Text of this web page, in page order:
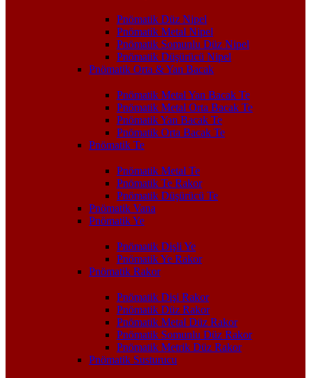
Pnömatik Düz Nipel
Pnömatik Metal Nipel
Pnömatik Somunlu Düz Nipel
Pnömatik Düşürücü Nipel
Pnömatik Orta & Yan Bacak
Pnömatik Metal Yan Bacak Te
Pnömatik Metal Orta Bacak Te
Pnömatik Yan Bacak Te
Pnömatik Orta Bacak Te
Pnömatik Te
Pnömatik Metal Te
Pnömatik Te Rakor
Pnömatik Düşürücü Te
Pnömatik Vana
Pnömatik Ye
Pnömatik Dişli Ye
Pnömatik Ye Rakor
Pnömatik Rakor
Pnömatik Dişi Rakor
Pnömatik Düz Rakor
Pnömatik Metal Düz Rakor
Pnömatik Somunlu Düz Rakor
Pnömatik Metrik Düz Rakor
Pnömatik Susturucu